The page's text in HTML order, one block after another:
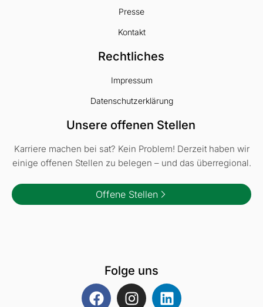
Presse
Kontakt
Rechtliches
Impressum
Datenschutzerklärung
Unsere offenen Stellen
Karriere machen bei sat? Kein Problem! Derzeit haben wir
einige offenen Stellen zu belegen – und das überregional.
Offene Stellen
Folge uns
F
I
L